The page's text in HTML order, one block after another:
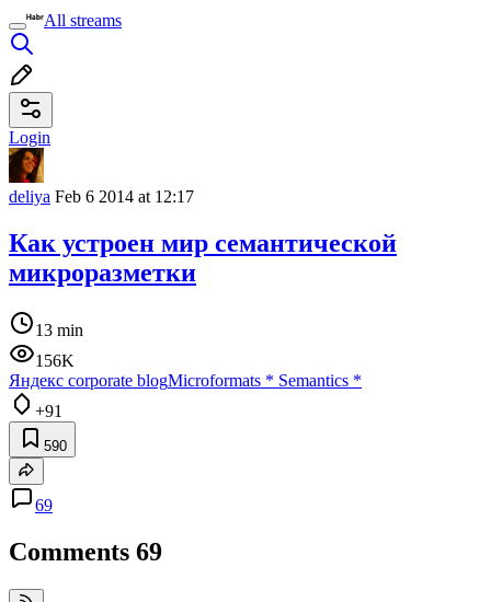
All streams
Login
deliya Feb 6 2014 at 12:17
Как устроен мир семантической
микроразметки
13 min
156K
Яндекс corporate blogMicroformats * Semantics *
+91
590
69
Comments 69